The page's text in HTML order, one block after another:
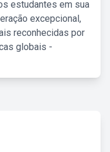
estudantes em sua
excepcional,
reconhecidas por
globais -